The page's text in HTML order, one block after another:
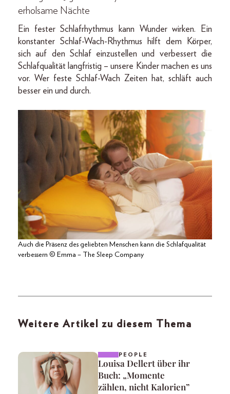
erholsame Nächte
Ein fester Schlafrhythmus kann Wunder wirken. Ein
konstanter Schlaf-Wach-Rhythmus hilft dem Körper,
sich auf den Schlaf einzustellen und verbessert die
Schlafqualität langfristig – unsere Kinder machen es uns
vor. Wer feste Schlaf-Wach Zeiten hat, schläft auch
besser ein und durch.
Auch die Präsenz des geliebten Menschen kann die Schlafqualität
verbessern © Emma – The Sleep Company
Weitere Artikel zu diesem Thema
PEOPLE
Louisa Dellert über ihr
Buch: „Momente
zählen, nicht Kalorien”